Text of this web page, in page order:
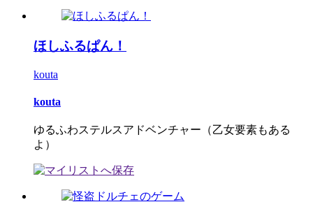
ほしふるぱん！
kouta
kouta
ゆるふわステルスアドベンチャー（乙女要素もある
よ）